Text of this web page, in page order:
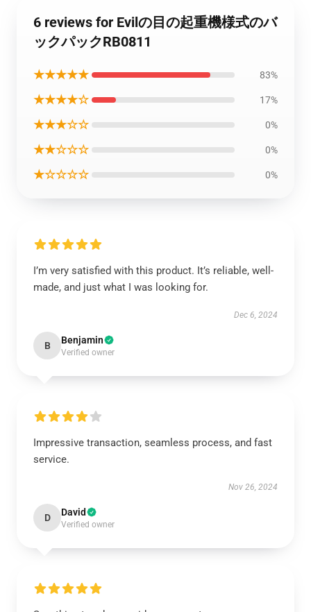
6 reviews for Evilの目の起重機様式のバ
ックパックRB0811
★★★★★ 83%
★★★★☆ 17%
★★★☆☆ 0%
★★☆☆☆ 0%
★☆☆☆☆ 0%
I’m very satisfied with this product. It’s reliable, well-
made, and just what I was looking for.
Dec 6, 2024
B Benjamin
Verified owner
Impressive transaction, seamless process, and fast
service.
Nov 26, 2024
D David
Verified owner